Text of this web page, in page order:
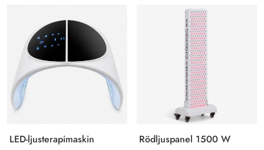
LED-ljusterapimaskin Rödljuspanel 1500 W